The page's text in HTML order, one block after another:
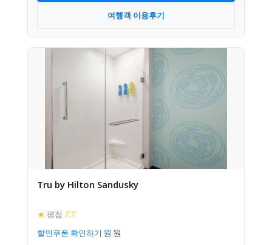
여행객 이용후기
Tru by Hilton Sandusky
★ 평점 7.7
할인쿠폰 확인하기